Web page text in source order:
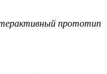
прототип